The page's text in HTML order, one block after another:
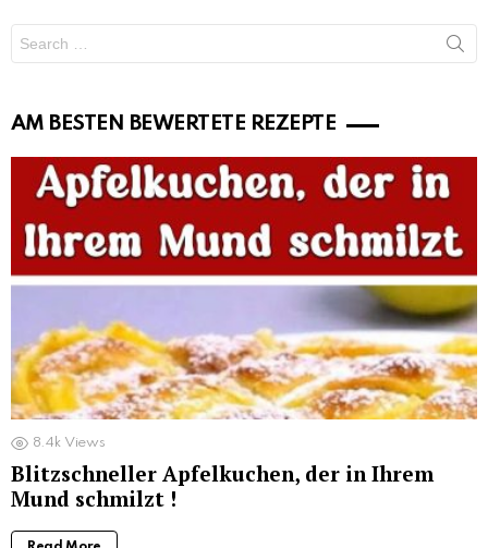
for:
AM BESTEN BEWERTETE REZEPTE
8.4k Views
Blitzschneller Apfelkuchen, der in Ihrem
Mund schmilzt !